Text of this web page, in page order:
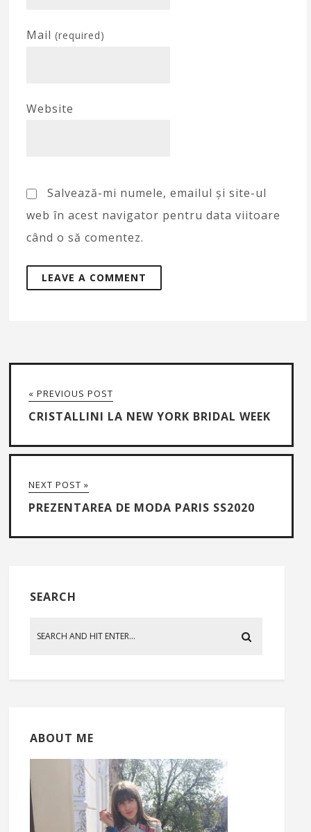
Mail(required)
Website
Salvează-mi numele, emailul și site-ul
web în acest navigator pentru data viitoare
când o să comentez.
« PREVIOUS POST
CRISTALLINI LA NEW YORK BRIDAL WEEK
NEXT POST »
PREZENTAREA DE MODA PARIS SS2020
SEARCH
ABOUT ME